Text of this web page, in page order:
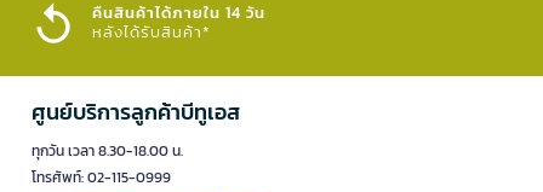
คืนสินค้าได้ภายใน 14 วัน
หลังได้รับสินค้า*
ศูนย์บริการลูกค้าบีทูเอส
ทุกวัน เวลา 8.30-18.00 น.
โทรศัพท์: 02-115-0999